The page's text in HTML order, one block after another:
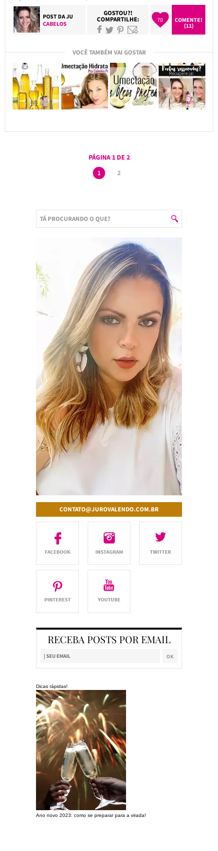
POST DAJU
CABELOS
GOSTOU?!
COMPARTILHE: 70
COMENTE!
(11)
VOCÊ TAMBÉM VAI GOSTAR
PÁGINA 1 DE 2
1
2
CONTATO@JUROVALENDO.COM.BR
RECEBA POSTS POR EMAIL
Dicas rápidas!
Ano novo 2023: como se preparar para a virada!